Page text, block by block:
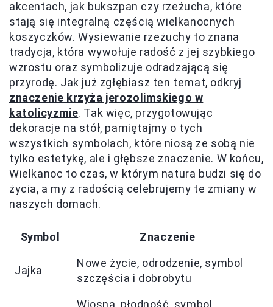
akcentach, jak bukszpan czy rzeżucha, które
stają się integralną częścią wielkanocnych
koszyczków. Wysiewanie rzeżuchy to znana
tradycja, która wywołuje radość z jej szybkiego
wzrostu oraz symbolizuje odradzającą się
przyrodę. Jak już zgłębiasz ten temat, odkryj
znaczenie krzyża jerozolimskiego w
katolicyzmie. Tak więc, przygotowując
dekoracje na stół, pamiętajmy o tych
wszystkich symbolach, które niosą ze sobą nie
tylko estetykę, ale i głębsze znaczenie. W końcu,
Wielkanoc to czas, w którym natura budzi się do
życia, a my z radością celebrujemy te zmiany w
naszych domach.
Symbol Znaczenie
Jajka
Nowe życie, odrodzenie, symbol
szczęścia i dobrobytu
Wiosna, płodność, symbol